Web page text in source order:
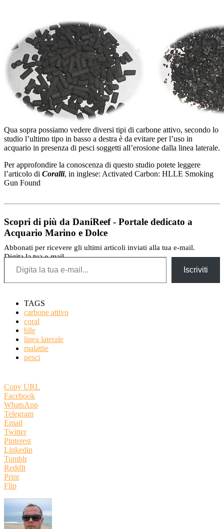
Qua sopra possiamo vedere diversi tipi di carbone attivo, secondo lo
studio l’ultimo tipo in basso a destra è da evitare per l’uso in
acquario in presenza di pesci soggetti all’erosione dalla linea laterale.
Per approfondire la conoscenza di questo studio potete leggere
l’articolo di Coralli, in inglese: Activated Carbon: HLLE Smoking
Gun Found
Scopri di più da DaniReef - Portale dedicato a
Acquario Marino e Dolce
Abbonati per ricevere gli ultimi articoli inviati alla tua e-mail.
Digita la tua e-mail...
Iscriviti
TAGS
carbone attivo
coral
hlle
linea laterale
malattie
pesci
Copy URL
Facebook
WhatsApp
Telegram
Email
Twitter
Pinterest
Linkedin
Tumblr
ReddIt
Print
Flip